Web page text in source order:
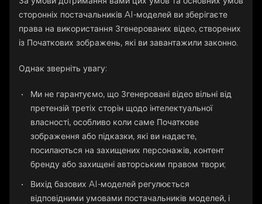
сторонніх постачальників AI-моделей ви зберігаєте
права на використання Згенерованих відео, створених
із Початкових зображень, які ви завантажили законно.
Однак зверніть увагу:
Ми не гарантуємо, що Згенеровані відео вільні від
претензій третіх сторін щодо інтелектуальної
власності, особливо коли саме Початкове
зображення або підказки, які ви надаєте,
посилаються на захищених персонажів, контент
бренду або захищені авторським правом твори;
Вихід базових AI-моделей регулюється
відповідними умовами постачальників моделей, і